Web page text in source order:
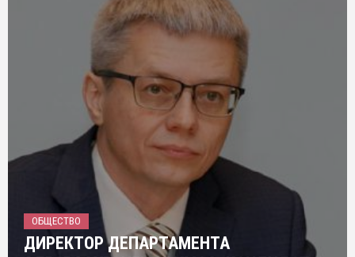
ОБЩЕСТВО
ДИРЕКТОР ДЕПАРТАМЕНТА